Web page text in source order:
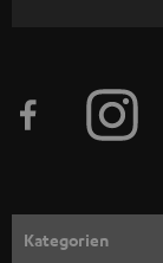
e
n
Kategorien